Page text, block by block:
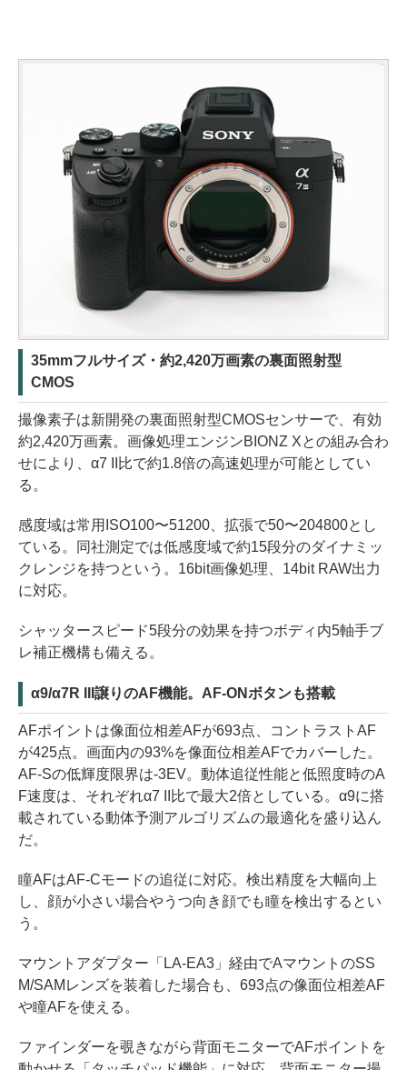
35mmフルサイズ・約2,420万画素の裏面照射型
CMOS
撮像素子は新開発の裏面照射型CMOSセンサーで、有効
約2,420万画素。画像処理エンジンBIONZ Xとの組み合わ
せにより、α7 II比で約1.8倍の高速処理が可能としてい
る。
感度域は常用ISO100〜51200、拡張で50〜204800とし
ている。同社測定では低感度域で約15段分のダイナミッ
クレンジを持つという。16bit画像処理、14bit RAW出力
に対応。
シャッタースピード5段分の効果を持つボディ内5軸手ブ
レ補正機構も備える。
α9/α7R III譲りのAF機能。AF-ONボタンも搭載
AFポイントは像面位相差AFが693点、コントラストAF
が425点。画面内の93%を像面位相差AFでカバーした。
AF-Sの低輝度限界は-3EV。動体追従性能と低照度時のA
F速度は、それぞれα7 II比で最大2倍としている。α9に搭
載されている動体予測アルゴリズムの最適化を盛り込ん
だ。
瞳AFはAF-Cモードの追従に対応。検出精度を大幅向上
し、顔が小さい場合やうつ向き顔でも瞳を検出するとい
う。
マウントアダプター「LA-EA3」経由でAマウントのSS
M/SAMレンズを装着した場合も、693点の像面位相差AF
や瞳AFを使える。
ファインダーを覗きながら背面モニターでAFポイントを